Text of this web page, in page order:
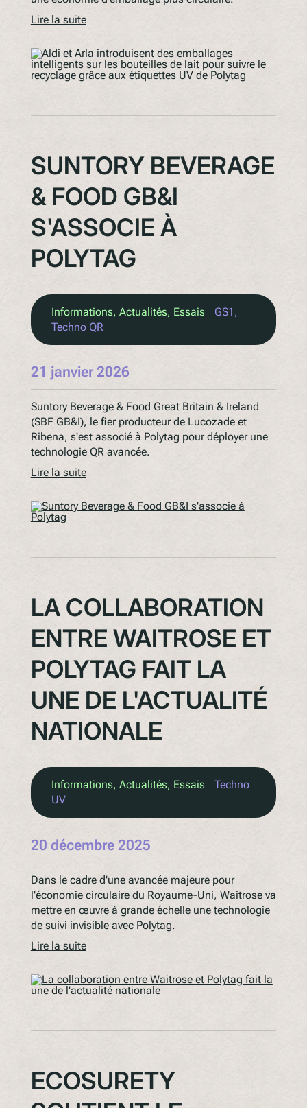
Lire la suite
SUNTORY BEVERAGE
& FOOD GB&I
S'ASSOCIE À
POLYTAG
Informations, Actualités, Essais GS1
Techno QR
21 janvier 2026
Suntory Beverage & Food Great Britain & Ireland
(SBF GB&I), le fier producteur de Lucozade et
Ribena, s'est associé à Polytag pour déployer une
technologie QR avancée.
Lire la suite
LA COLLABORATION
ENTRE WAITROSE ET
POLYTAG FAIT LA
UNE DE L'ACTUALITÉ
NATIONALE
Informations, Actualités, Essais
Techno
UV
20 décembre 2025
Dans le cadre d'une avancée majeure pour
l'économie circulaire du Royaume-Uni, Waitrose va
mettre en œuvre à grande échelle une technologie
de suivi invisible avec Polytag.
Lire la suite
ECOSURETY